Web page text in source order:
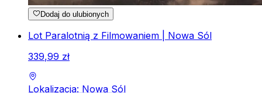
Dodaj do ulubionych
Lot Paralotnią z Filmowaniem | Nowa Sól
339,99 zł
Lokalizacja: Nowa Sól